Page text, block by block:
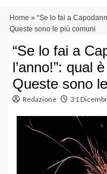
contenuto
principale
Home » “Se lo fai a
Queste sono le più comuni
“Se lo fai a
l’anno!”: qual
Queste sono
Redazione 31